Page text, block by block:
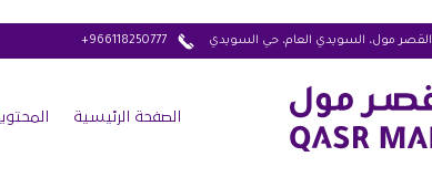
القصر مول، السويدي العام، حي السويدي +966118250777
الصفحة الرئيسية